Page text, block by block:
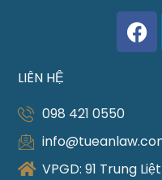
LIÊN HỆ
098 421 0550
VPGD: 91 Trung